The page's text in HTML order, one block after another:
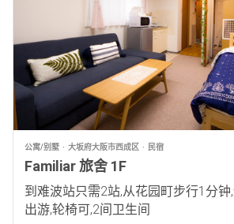
公寓/别墅 大坂府大阪市西成区 民宿
Familiar 旅舍 1F
到难波站只需2站,从花园町步行1分
出游,轮椅可,2间卫生间